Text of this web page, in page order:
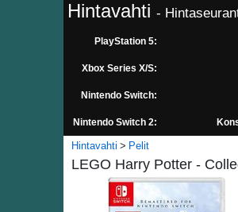
Hintavahti -
PlayStation 5:
Xbox Series X/S:
Nintendo Switch:
Nintendo Switch 2:
Hintavahti Pelit
LEGO Harry Potter -